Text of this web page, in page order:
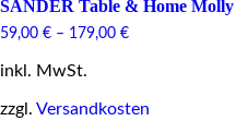
SANDER Table & Home Molly
59,00 € – 179,00 €
inkl. MwSt.
zzgl. Versandkosten